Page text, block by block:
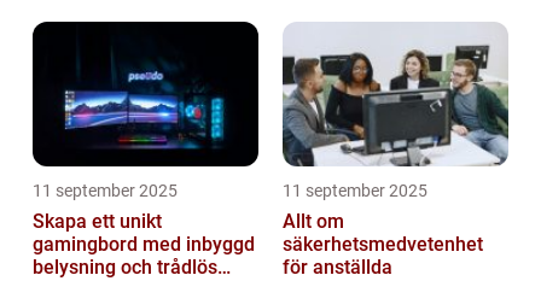
11 september 2025
Skapa ett unikt
gamingbord med inbyggd
belysning och trådlös
11 september 2025
Allt om
säkerhetsmedvetenhet
för anställda